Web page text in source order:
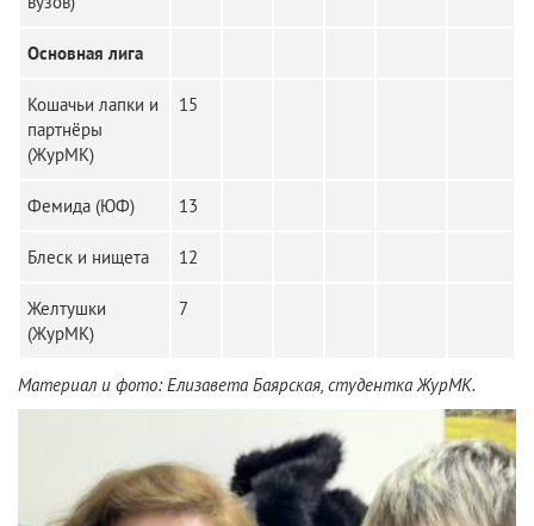
Основная лига
Кошачьи лапки и
партнёры
(ЖурМК)
15
Фемида (ЮФ) 13
Блеск и нищета 12
Желтушки
(ЖурМК)
7
Материал и фото: Елизавета Баярская, студентка ЖурМК.